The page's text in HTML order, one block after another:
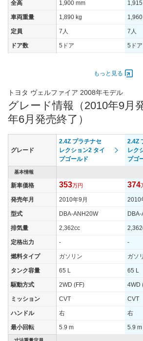
全高 1,900 mm
車両重量 1,890 kg
定員 7人 7人
ドア数 5ドア 5ドア
最高出力 125.00 [170]/ 6,600
最高トルク 224 [22.8]/ 3,000 224
過給機 -
タイヤ
タイヤサイズ
235/50R18 97V 235/
タイヤサイズ
(後)
街地)
- -
WLTCモード(郊
外)
WLTCモード(高
- -
装備オプション
もっと見る
トヨタ ヴェルファイア 2008年モデル
グレード情報（2010年9月
年6月発売終了）
グレード
2.4Z プラチナセ
レクション2 タイ
プゴールド
2.4Z
レク
プゴ
基本情報
新車価格 353万円 374
発売年月 2010年9月 2010
型式 DBA-ANH20W
排気量 2,362cc
定格出力 - -
燃料タイプ ガソリン ガソ
タンク容量 65 L 65 L
駆動方式 2WD (FF) 4WD
ミッション CVT CVT
ハンドル 右 右
最小回転 5.9 m 5.9 m